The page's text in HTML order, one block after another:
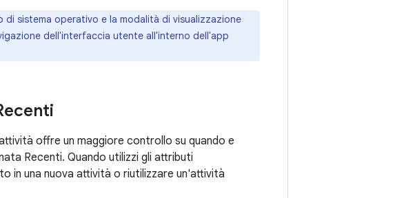
sistema operativo e la modalità di visualizzazione
dell'interfaccia utente all'interno dell'app
offre un maggiore controllo su quando e
Recenti. Quando utilizzi gli attributi
in una nuova attività o riutilizzare un'attività